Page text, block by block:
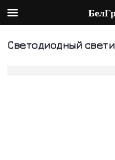
Светодиодный